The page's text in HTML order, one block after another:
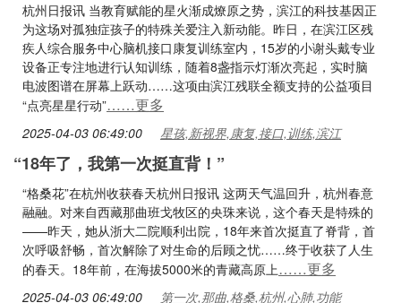
杭州日报讯 当教育赋能的星火渐成燎原之势，滨江的科技基因正
为这场对孤独症孩子的特殊关爱注入新动能。昨日，在滨江区残
疾人综合服务中心脑机接口康复训练室内，15岁的小谢头戴专业
设备正专注地进行认知训练，随着8盏指示灯渐次亮起，实时脑
电波图谱在屏幕上跃动……这项由滨江残联全额支持的公益项目
“点亮星星行动”……更多
2025-04-03 06:49:00 星孩,新视界,康复,接口,训练,滨江
“18年了，我第一次挺直背！”
“格桑花”在杭州收获春天杭州日报讯 这两天气温回升，杭州春意
融融。对来自西藏那曲班戈牧区的央珠来说，这个春天是特殊的
——昨天，她从浙大二院顺利出院，18年来首次挺直了脊背，首
次呼吸舒畅，首次解除了对生命的后顾之忧……终于收获了人生
的春天。18年前，在海拔5000米的青藏高原上……更多
2025-04-03 06:49:00 第一次,那曲,格桑,杭州,心肺,功能